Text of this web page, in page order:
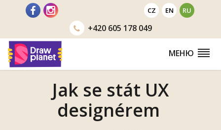
Перейти CZ EN RU
+420605 178 049
МЕНЮ
Jak se stát UX
designérem